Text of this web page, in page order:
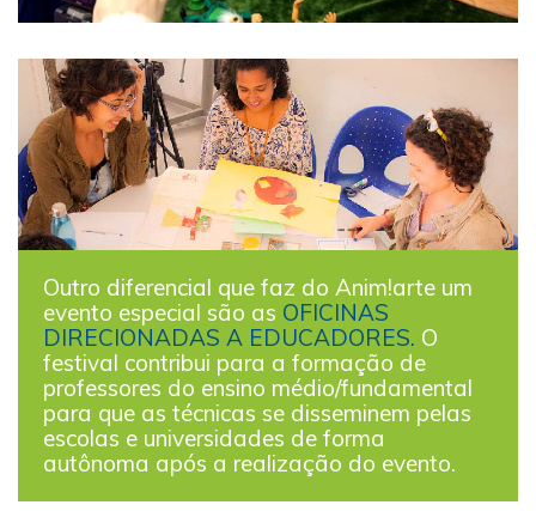
Outro diferencial que faz do Anim!arte um
evento especial são as OFICINAS
DIRECIONADAS A EDUCADORES. O
festival contribui para a formação de
professores do ensino médio/fundamental
para que as técnicas se disseminem pelas
escolas e universidades de forma
autônoma após a realização do evento.